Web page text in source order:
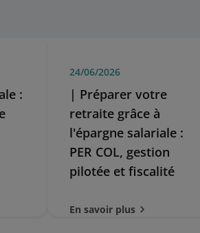
:
24/06/2026
| Préparer votre
retraite grâce à
l'épargne salariale :
PER COL, gestion
pilotée et fiscalité
En savoir plus